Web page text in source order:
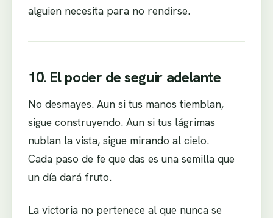
alguien necesita para no rendirse.
10. El poder de seguir adelante
No desmayes. Aun si tus manos tiemblan,
sigue construyendo. Aun si tus lágrimas
nublan la vista, sigue mirando al cielo.
Cada paso de fe que das es una semilla que
un día dará fruto.
La victoria no pertenece al que nunca se